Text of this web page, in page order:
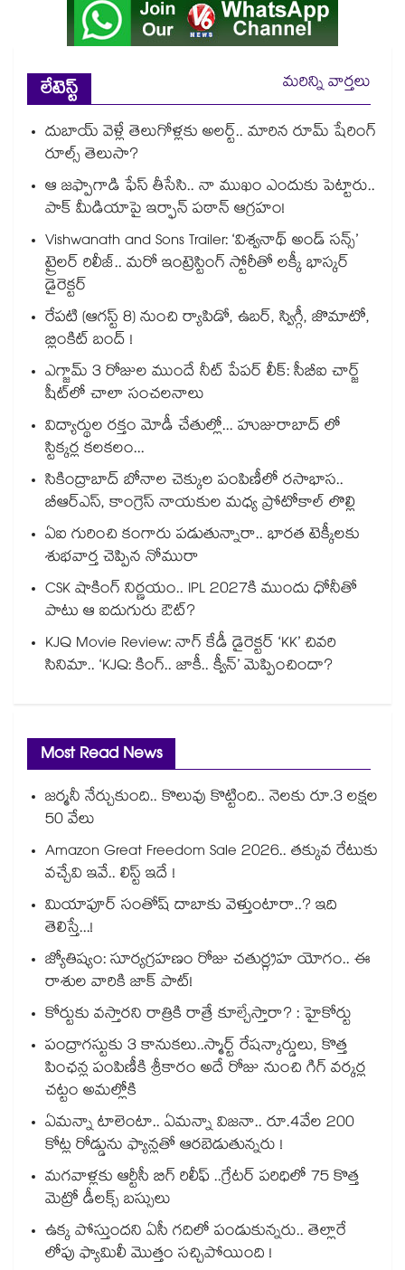
లేటెస్ట్
మరిన్ని వార్తలు
దుబాయ్ వెళ్లే తెలుగోళ్లకు అలర్ట్.. మారిన రూమ్ షేరింగ్‌
రూల్స్ తెలుసా?
ఆ జఫ్పాగాడి ఫేస్ తీసేసి.. నా ముఖం ఎందుకు పెట్టారు..
పాక్ మీడియాపై ఇర్ఫాన్ పఠాన్ ఆగ్రహం!
Vishwanath and Sons Trailer: ‘విశ్వనాథ్ అండ్ సన్స్’
ట్రైలర్ రిలీజ్.. మరో ఇంట్రెస్టింగ్ స్టోరీతో లక్కీ భాస్కర్
డైరెక్టర్
రేపటి (ఆగస్ట్ 8) నుంచి ర్యాపిడో, ఉబర్, స్విగ్గీ, జొమాటో,
బ్లింకిట్ బంద్ !
ఎగ్జామ్ 3 రోజుల ముందే నీట్ పేపర్ లీక్: సీబీఐ చార్జ్
షీట్‎లో చాలా సంచలనాలు
విద్యార్థుల రక్తం మోడీ చేతుల్లో... హుజురాబాద్ లో
స్టిక్కర్ల కలకలం...
సికింద్రాబాద్ బోనాల చెక్కుల పంపిణీలో రసాభాస..
బీఆర్ఎస్, కాంగ్రెస్ నాయకుల మధ్య ప్రోటోకాల్ లొల్లి
ఏఐ గురించి కంగారు పడుతున్నారా.. భారత టెక్కీలకు
శుభవార్త చెప్పిన నోమురా
CSK షాకింగ్ నిర్ణయం.. IPL 2027కి ముందు ధోనీతో
పాటు ఆ ఐదుగురు ఔట్?
KJQ Movie Review: నాగ్ కేడీ డైరెక్టర్ ‘KK’ చివరి
సినిమా.. ‘KJQ: కింగ్.. జాకీ.. క్వీన్’ మెప్పించిందా?
Most Read News
జర్మనీ నేర్చుకుంది.. కొలువు కొట్టింది.. నెలకు రూ.3 లక్షల
50 వేలు
Amazon Great Freedom Sale 2026.. తక్కువ రేటుకు
వచ్చేవి ఇవే.. లిస్ట్ ఇదే !
మియాపూర్ సంతోష్ దాబాకు వెళ్తుంటారా..? ఇది
తెలిస్తే...!
జ్యోతిష్యం: సూర్యగ్రహణం రోజు చతుర్గ్రహ యోగం.. ఈ
రాశుల వారికి జాక్ పాట్!
కోర్టుకు వస్తారని రాత్రికి రాత్రే కూల్చేస్తారా? : హైకోర్టు
పంద్రాగస్టుకు 3 కానుకలు..స్మార్ట్ రేషన్కార్డులు, కొత్త
పింఛన్ల పంపిణీకి శ్రీకారం అదే రోజు నుంచి గిగ్ వర్కర్ల
చట్టం అమల్లోకి
ఏమన్నా టాలెంటా.. ఏమన్నా విజనా.. రూ.4వేల 200
కోట్ల రోడ్డును ఫ్యాన్లతో ఆరబెడుతున్నరు !
మగవాళ్లకు ఆర్టీసీ బిగ్ రిలీఫ్ ..గ్రేటర్ పరిధిలో 75 కొత్త
మెట్రో డీలక్స్ బస్సులు
ఉక్క పోస్తుందని ఏసీ గదిలో పండుకున్నరు.. తెల్లారే
లోపు ఫ్యామిలీ మొత్తం సచ్చిపోయింది !